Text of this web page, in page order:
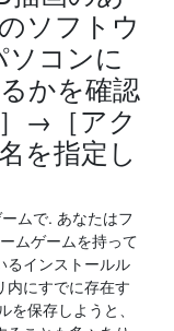
ソフトウ
ソコンに
かを確認
→［アク
を指定し
ムで. あなたはフ
ムゲームを持って
るインストールル
内にすでに存在す
保存しようと、